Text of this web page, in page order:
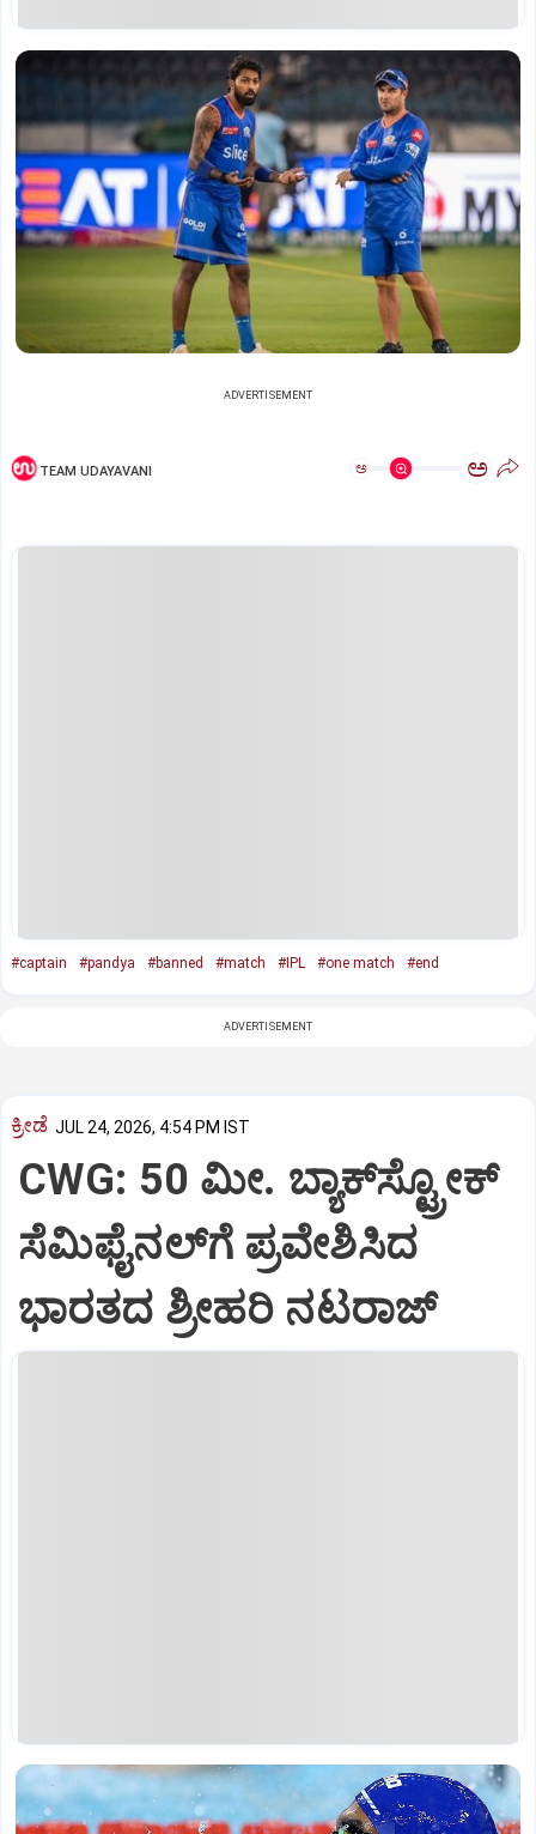
ADVERTISEMENT
TEAM UDAYAVANI ಅ ಅ
#captain #pandya #banned #match #IPL #one match #end
ADVERTISEMENT
ಕ್ರೀಡೆ JUL 24, 2026, 4:54 PM IST
CWG: 50 ಮೀ. ಬ್ಯಾಕ್‌ಸ್ಟ್ರೋಕ್
ಸೆಮಿಫೈನಲ್‌ಗೆ ಪ್ರವೇಶಿಸಿದ
ಭಾರತದ ಶ್ರೀಹರಿ ನಟರಾಜ್